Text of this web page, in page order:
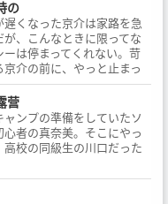
の
遅くなった京介は家路を急
が、こんなときに限ってな
ーは停まってくれない。苛
京介の前に、やっと止まっ
運転手はルームミラー越し
ぬ一言をかけてきて…。
营
ャンプの準備をしていたソ
心者の真奈美。そこにやっ
高校の同級生の川口だった